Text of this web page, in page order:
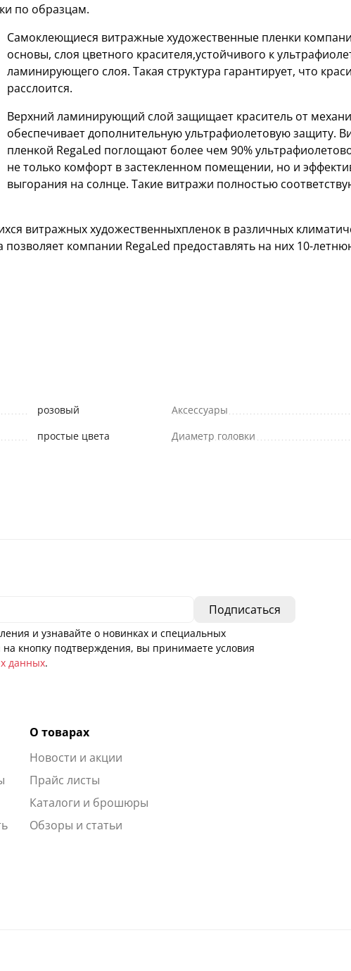
по образцам.
Cамоклеющиеся витражные художественные пленки
основы, слоя цветного красителя,устойчивого к
ламинирующего слоя. Такая структура гарантирует, что
расслоится.
Верхний ламинирующий слой защищает краситель от
обеспечивает дополнительную ультрафиолетовую защиту.
пленкой RegaLed поглощают более чем 90%
не только комфорт в застекленном помещении, но и
выгорания на солнце. Такие витражи полностью
витражных художественныхпленок в различных
позволяет компании RegaLed предоставлять на них 10-
розовый
простые цвета
Аксессуары
Диаметр головки
и узнавайте о новинках и специальных
кнопку подтверждения, вы принимаете условия
данных.
О товарах
Новости и акции
Прайс листы
Каталоги и брошюры
Обзоры и статьи